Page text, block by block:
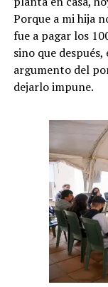
Porque a mi hija
fue a pagar los
sino que
argumento del
dejarlo impune.